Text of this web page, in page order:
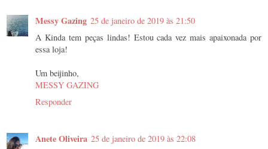
Messy Gazing 25 de janeiro de 2019 às 21:50
A Kinda tem peças lindas! Estou cada vez mais apaixonada por
essa loja!
Um beijinho,
MESSY GAZING
Responder
Anete Oliveira 25 de janeiro de 2019 às 22:08